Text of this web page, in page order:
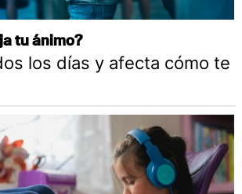
tu ánimo?
los días y afecta cómo te